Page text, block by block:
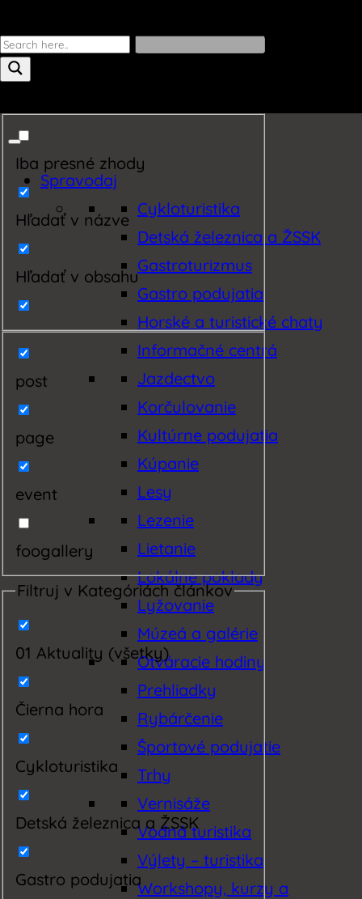
Iba presné zhody
Hľadať v názve
Hľadať v obsahu
post
page
event
foogallery
Filtruj v Kategóriách článkov
01 Aktuality (všetky)
Čierna hora
Cykloturistika
Detská železnica a ŽSSK
Gastro podujatia
Spravodaj
Cykloturistika
Detská železnica a ŽSSK
Gastroturizmus
Gastro podujatia
Horské a turistické chaty
Informačné centrá
Jazdectvo
Korčulovanie
Kultúrne podujatia
Kúpanie
Lesy
Lezenie
Lietanie
Lokálne poklady
Lyžovanie
Múzeá a galérie
Otváracie hodiny
Prehliadky
Rybárčenie
Športové podujatie
Trhy
Vernisáže
Vodná turistika
Výlety – turistika
Workshopy, kurzy a